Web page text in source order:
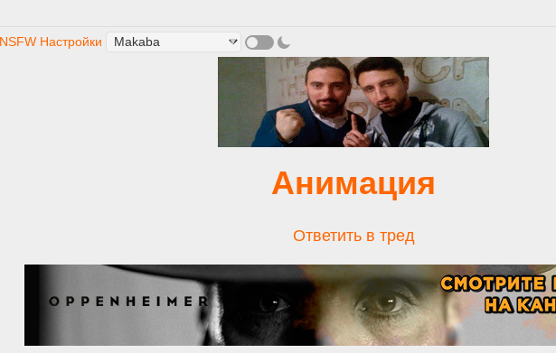
NSFW Настройки
Анимация
Ответить в тред